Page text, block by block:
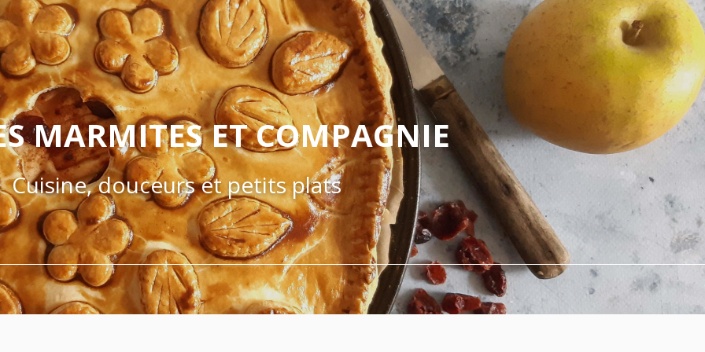
MARMITES ET COMPAGNIE
Cuisine, douceurs et petits plats